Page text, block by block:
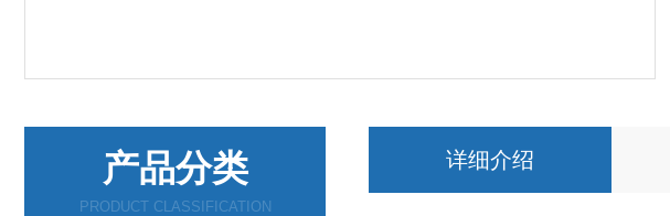
产品分类
PRODUCT CLASSIFICATION
详细介绍